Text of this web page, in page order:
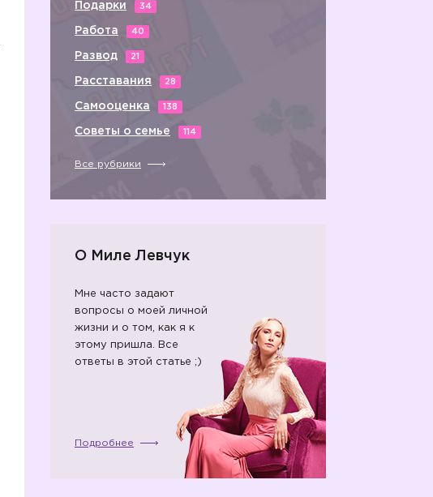
Подарки 34
Работа 40
Развод 21
Расставания 28
Самооценка 138
Советы о семье 114
Все рубрики
О Миле Левчук
Мне часто задают
вопросы о моей личной
жизни и о том, как я к
этому пришла. Все
ответы в этой статье ;)
Подробнее